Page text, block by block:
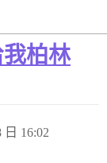
柏林
日 16:02